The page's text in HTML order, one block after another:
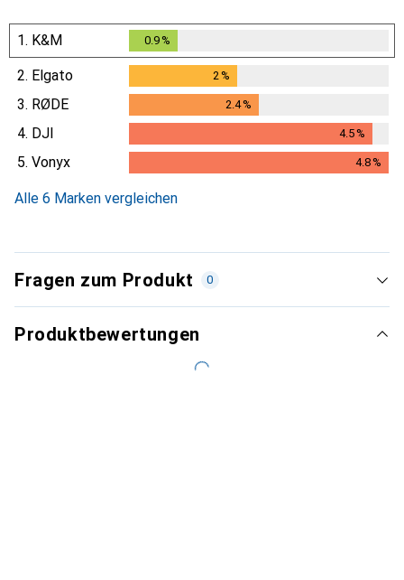
1. K&M 0.9%
2. Elgato 2 %
3. RØDE 2.4%
4. DJI 4.5%
4.5%
5. Vonyx 4.8%
Alle 6 Marken vergleichen
Fragen zum Produkt 0
Produktbewertungen